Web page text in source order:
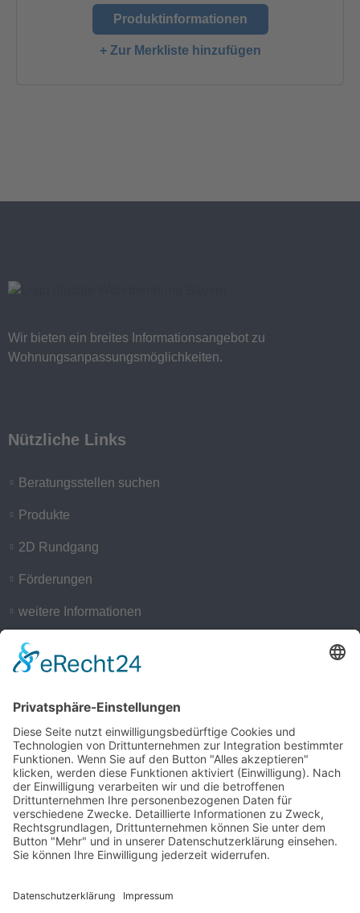
Produktinformationen
+ Zur Merkliste hinzufügen
Wir bieten ein breites Informationsangebot zu
Wohnungsanpassungsmöglichkeiten.
Nützliche Links
Beratungsstellen suchen
Produkte
2D Rundgang
Förderungen
weitere Informationen